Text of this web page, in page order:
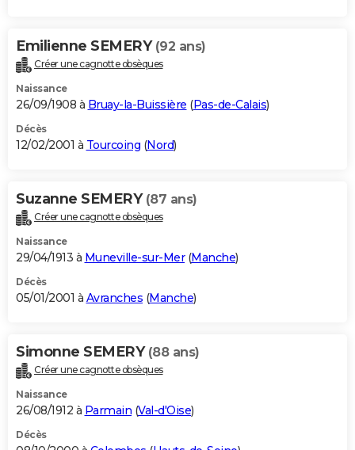
Emilienne SEMERY (92 ans)
Créer une cagnotte obsèques
Naissance
26/09/1908 à Bruay-la-Buissière (Pas-de-Calais)
Décès
12/02/2001 à Tourcoing (Nord)
Suzanne SEMERY (87 ans)
Créer une cagnotte obsèques
Naissance
29/04/1913 à Muneville-sur-Mer(Manche)
Décès
05/01/2001 à Avranches (Manche)
Simonne SEMERY (88 ans)
Créer une cagnotte obsèques
Naissance
26/08/1912 à Parmain (Val-d'Oise)
Décès